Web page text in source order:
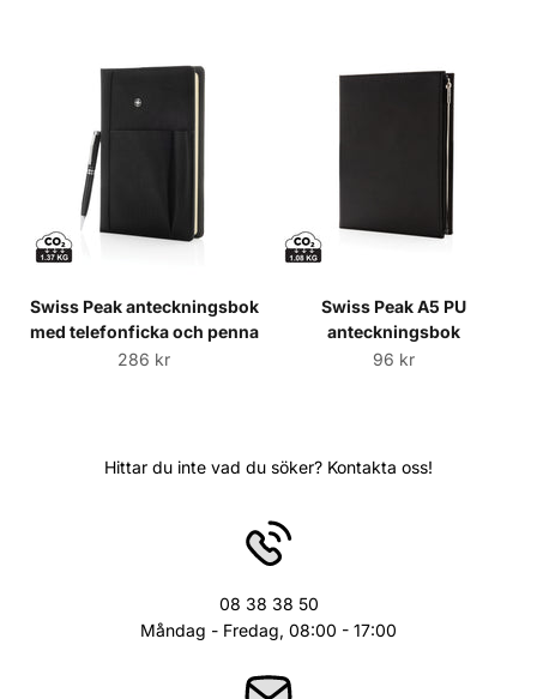
Swiss Peak anteckningsbok
med telefonficka och penna
Sale price
286 kr
Swiss Peak A5 PU
anteckningsbok
Sale price
96 kr
Hittar du inte vad du söker? Kontakta oss!
08 38 38 50
Måndag - Fredag, 08:00 - 17:00